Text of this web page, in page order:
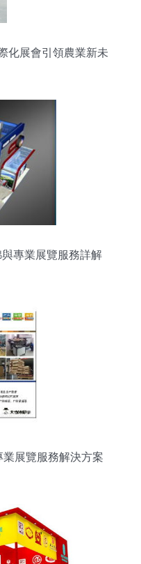
化展會引領農業新未
專業展覽服務詳解
展覽服務解決方案